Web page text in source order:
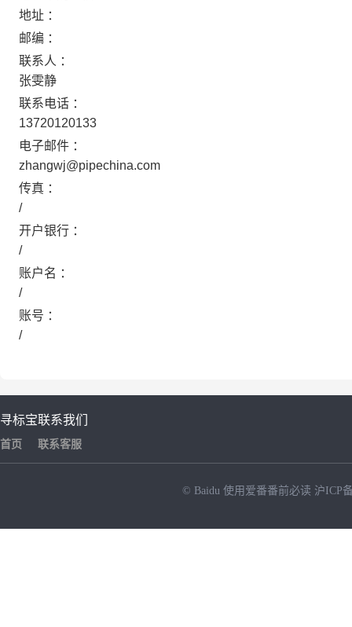
地址 ：
邮编 ：
联系人 ：
张雯静
联系电话 ：
13720120133
电子邮件 ：
zhangwj@pipechina.com
传真 ：
/
开户银行 ：
/
账户名 ：
/
账号 ：
/
寻标宝
首页
联系我们
联系客服
© Baidu 使用爱番番前必读 沪ICP